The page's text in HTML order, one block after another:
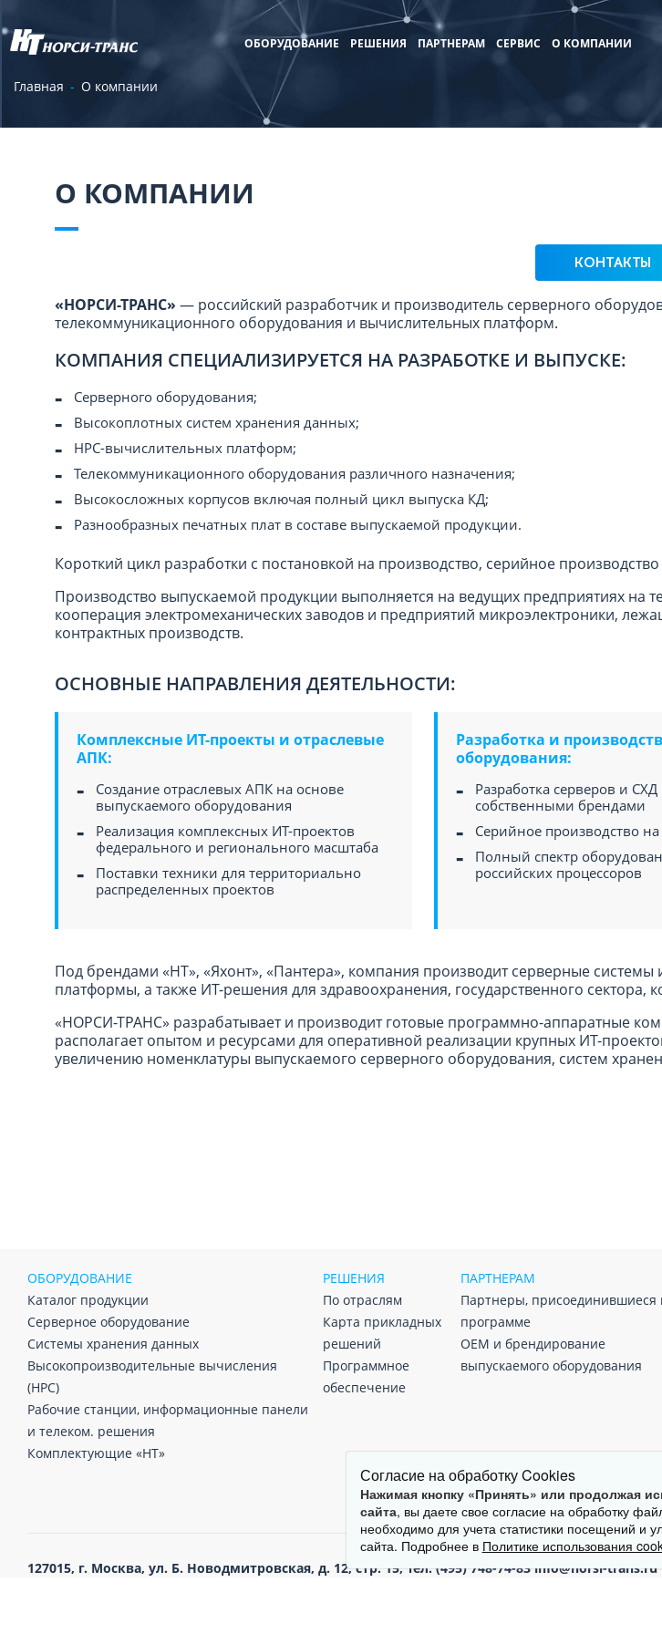
ОБОРУДОВАНИЕ РЕШЕНИЯ ПАРТНЕРАМ СЕРВИС О КОМПАНИИ
Главная О компании
О КОМПАНИИ
КОНТАКТЫ
«НОРСИ-ТРАНС» — российский разработчик и производитель серверного
телекоммуникационного оборудования и вычислительных платформ.
КОМПАНИЯ СПЕЦИАЛИЗИРУЕТСЯ НА РАЗРАБОТКЕ И ВЫПУСКЕ:
Серверного оборудования;
Высокоплотных систем хранения данных;
HPC-вычислительных платформ;
Телекоммуникационного оборудования различного назначения;
Высокосложных корпусов включая полный цикл выпуска КД;
Разнообразных печатных плат в составе выпускаемой продукции.
Короткий цикл разработки с постановкой на производство, серийное
Производство выпускаемой продукции выполняется на ведущих предприятиях на
кооперация электромеханических заводов и предприятий микроэлектроники,
контрактных производств.
ОСНОВНЫЕ НАПРАВЛЕНИЯ ДЕЯТЕЛЬНОСТИ:
Комплексные ИТ-проекты и отраслевые
АПК:
Создание отраслевых АПК на основе
выпускаемого оборудования
Реализация комплексных ИТ-проектов
федерального и регионального масштаба
Поставки техники для территориально
распределенных проектов
Разработка и
оборудования:
Разработка серверов и СХД
собственными брендами
Серийное производство
Полный спектр
российских процессоров
Под брендами «НТ», «Яхонт», «Пантера», компания производит серверные
платформы, а также ИТ-решения для здравоохранения, государственного сектора,
«НОРСИ-ТРАНС» разрабатывает и производит готовые программно-аппаратные
располагает опытом и ресурсами для оперативной реализации крупных ИТ-
увеличению номенклатуры выпускаемого серверного оборудования, систем
ОБОРУДОВАНИЕ
Каталог продукции
Серверное оборудование
Системы хранения данных
Высокопроизводительные вычисления
(HPC)
Рабочие станции, информационные панели
и телеком. решения
Комплектующие «НТ»
РЕШЕНИЯ
По отраслям
Карта прикладных
решений
Программное
обеспечение
ПАРТНЕРАМ
Партнеры, присоединившиеся
программе
ОЕМ и брендирование
выпускаемого оборудования
127015, г. Москва, ул. Б. Новодмитровская, д. 12, стр. 15, Тел: (495) 748-74-83 info@norsi-trans.ru
Согласие на обработку Cookies
Нажимая кнопку «Принять» или продолжая
сайта, вы даете свое согласие на обработку
необходимо для учета статистики посещений и
сайта. Подробнее в Политике использования